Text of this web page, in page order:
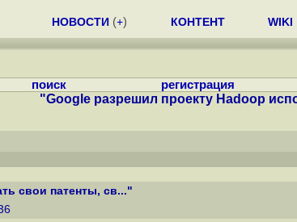
НОВОСТИ (+) КОНТЕНТ WIKI
поиск регистрация
"Google разрешил проекту Hadoop
свои патенты, св..."